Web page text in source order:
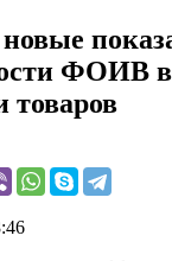
ФОИВ в
товаров